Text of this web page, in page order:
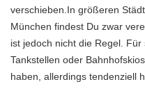
verschieben.In größeren
München findest Du zwar
ist jedoch nicht die Regel.
Tankstellen oder
haben, allerdings tendenziell